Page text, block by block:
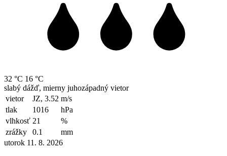
32 °C 16 °C
slabý dážď, mierny juhozápadný vietor
vietor
JZ, 3.52 m/s
tlak
1016
hPa
vlhkosť 21
%
zrážky
0.1
mm
utorok 11. 8. 2026